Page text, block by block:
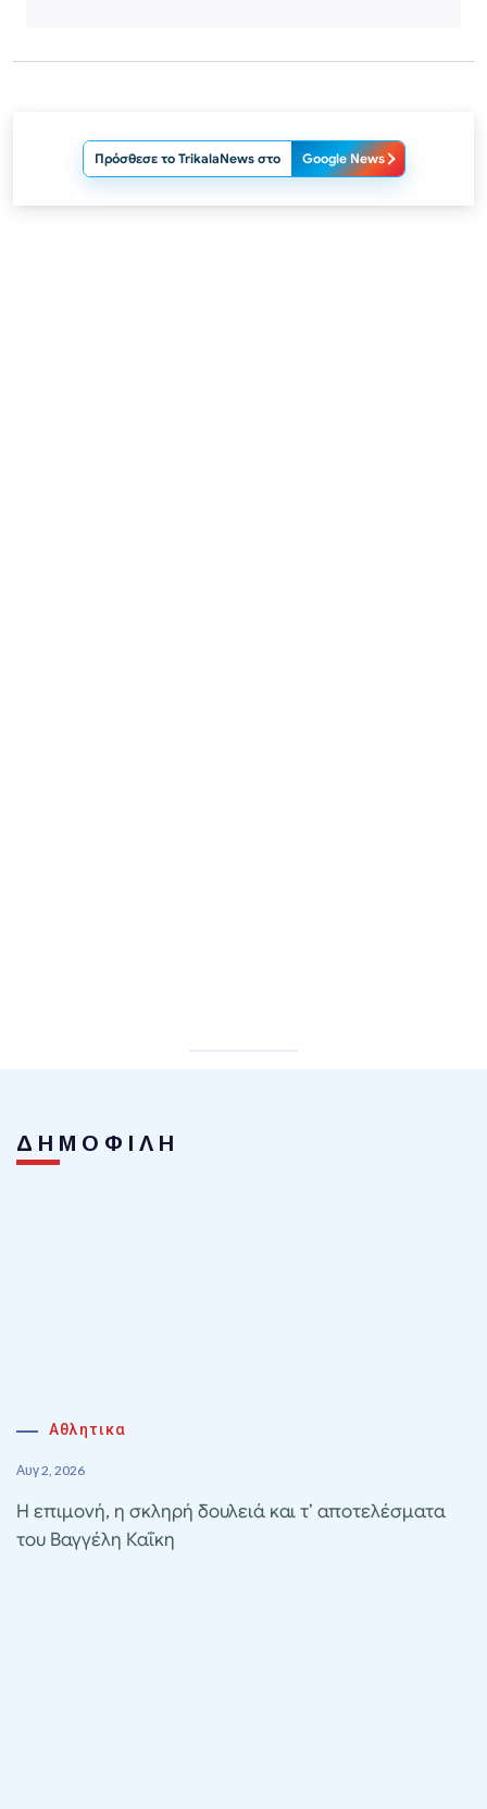
Πρόσθεσε το TrikalaNews στο Google News
ΔΗΜΟΦΙΛΗ
Αθλητικα
Αυγ 2, 2026
Η επιμονή, η σκληρή δουλειά και τ’ αποτελέσματα
του Βαγγέλη Καΐκη